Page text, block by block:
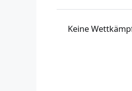
Keine